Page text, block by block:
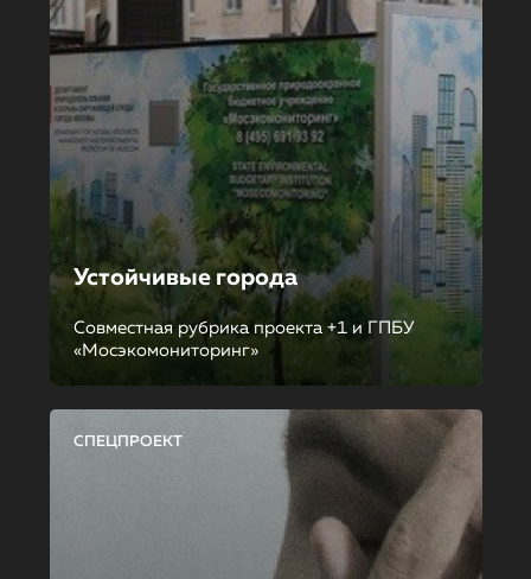
Устойчивые города
Совместная рубрика проекта +1 и ГПБУ
«Мосэкомониторинг»
СПЕЦПРОЕКТ